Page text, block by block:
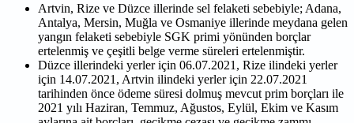
Artvin, Rize ve Düzce illerinde sel felaketi sebebiyle; Adana,
Antalya, Mersin, Muğla ve Osmaniye illerinde meydana gelen
yangın felaketi sebebiyle SGK primi yönünden borçlar
ertelenmiş ve çeşitli belge verme süreleri ertelenmiştir.
Düzce illerindeki yerler için 06.07.2021, Rize ilindeki yerler
için 14.07.2021, Artvin ilindeki yerler için 22.07.2021
tarihinden önce ödeme süresi dolmuş mevcut prim borçları ile
2021 yılı Haziran, Temmuz, Ağustos, Eylül, Ekim ve Kasım